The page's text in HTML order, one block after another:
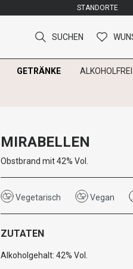
STANDORTE
SUCHEN
GETRÄNKE ALKOHOLFREI
MIRABELLEN
Obstbrand mit 42% Vol.
Vegetarisch Vegan
ZUTATEN
Alkoholgehalt: 42% Vol.